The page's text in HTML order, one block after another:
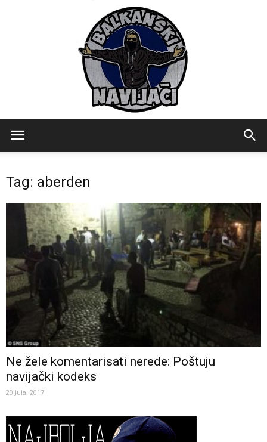
Tag: aberden
Ne žele komentarisati nerede: Poštuju
navijački kodeks
20 Jula, 2017